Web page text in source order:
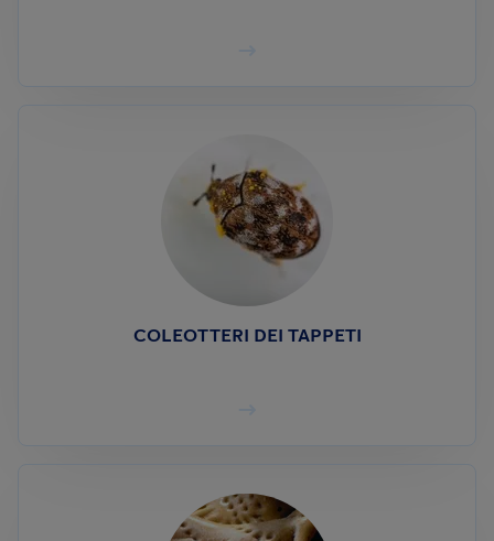
COLEOTTERI DEI TAPPETI